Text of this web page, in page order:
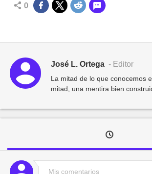
0
José L. Ortega - Editor
La mitad de lo que conocemos
mitad, una mentira bien